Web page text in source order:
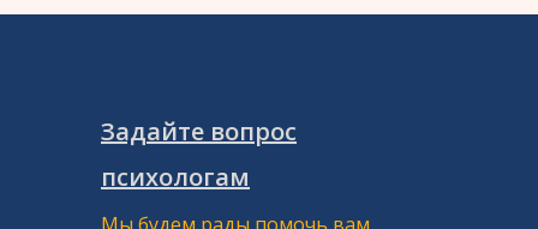
Задайте вопрос
психологам